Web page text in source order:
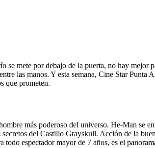
se mete por debajo de la puerta, no hay mejor
las manos. Y esta semana, Cine Star Punta
que prometen.
más poderoso del universo. He-Man se
del Castillo Grayskull. Acción de la
espectador mayor de 7 años, es el